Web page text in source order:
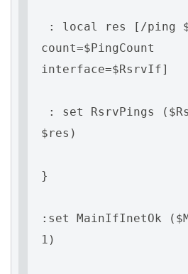
: local res [/ping
count=$PingCount
interface=$RsrvIf]
: set RsrvPings (
$res)
}
:set MainIfInetOk (
1)